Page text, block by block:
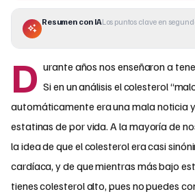
Resumen con IALos puntos clave en
D urante años nos enseñaron a
Si en un análisis el colesterol
automáticamente era una mala noticia
estatinas de por vida. A la mayoría de
la idea de que el colesterol era casi
cardíaca, y de que mientras más bajo
tienes colesterol alto, pues no puedes